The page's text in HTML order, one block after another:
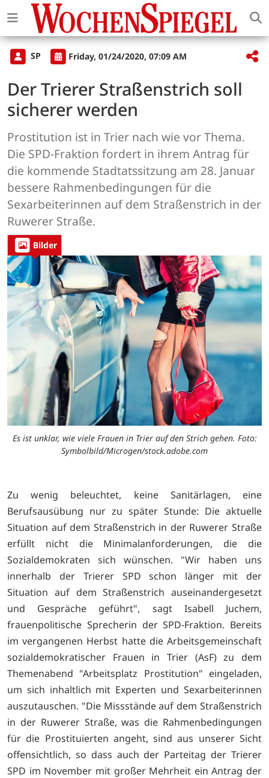
SP Friday, 01/24/2020, 07:09 AM
Der Trierer Straßenstrich soll
sicherer werden
Prostitution ist in Trier nach wie vor Thema.
Die SPD-Fraktion fordert in ihrem Antrag für
die kommende Stadtatssitzung am 28. Januar
bessere Rahmenbedingungen für die
Sexarbeiterinnen auf dem Straßenstrich in der
Ruwerer Straße.
Bilder
Es ist unklar, wie viele Frauen in Trier auf den Strich gehen. Foto:
Symbolbild/Microgen/stock.adobe.com
Zu wenig beleuchtet, keine Sanitärlagen, eine
Berufsausübung nur zu später Stunde: Die aktuelle
Situation auf dem Straßenstrich in der Ruwerer Straße
erfüllt nicht die Minimalanforderungen, die die
Sozialdemokraten sich wünschen. "Wir haben uns
innerhalb der Trierer SPD schon länger mit der
Situation auf dem Straßenstrich auseinandergesetzt
und Gespräche geführt", sagt Isabell Juchem,
frauenpolitische Sprecherin der SPD-Fraktion. Bereits
im vergangenen Herbst hatte die Arbeitsgemeinschaft
sozialdemokratischer Frauen in Trier (AsF) zu dem
Themenabend "Arbeitsplatz Prostitution" eingeladen,
um sich inhaltlich mit Experten und Sexarbeiterinnen
auszutauschen. "Die Missstände auf dem Straßenstrich
in der Ruwerer Straße, was die Rahmenbedingungen
für die Prostituierten angeht, sind aus unserer Sicht
offensichtlich, so dass auch der Parteitag der Trierer
SPD im November mit großer Mehrheit ein Antrag der